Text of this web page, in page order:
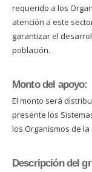
requerido a los
atención a este
garantizar el
población.
Monto del apoyo:
El monto será
presente los
los Organismos de la
Descripción del